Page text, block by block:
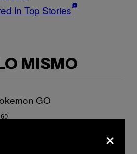
In Top Stories
MISMO
Fire and Ice Hatch
×